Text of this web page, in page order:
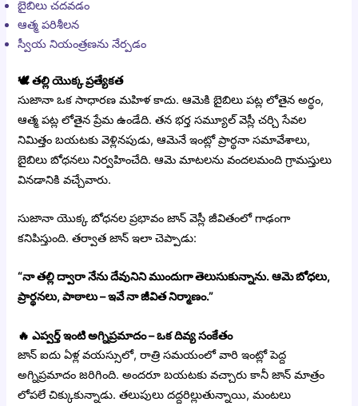
బైబిలు చదవడం
ఆత్మ పరిశీలన
స్వీయ నియంత్రణను నేర్పడం
🕊️తల్లి యొక్క ప్రత్యేకత
సుజానా ఒక సాధారణ మహిళ కాదు. ఆమెకి బైబిలు పట్ల లోతైన అర్థం,
ఆత్మ పట్ల లోతైన ప్రేమ ఉండేది. తన భర్త సమ్యూల్ వెస్లీ చర్చి సేవల
నిమిత్తం బయటకు వెళ్లినపుడు, ఆమెనే ఇంట్లో ప్రార్థనా సమావేశాలు,
బైబిలు బోధనలు నిర్వహించేది. ఆమె మాటలను వందలమంది గ్రామస్తులు
వినడానికి వచ్చేవారు.
సుజానా యొక్క బోధనల ప్రభావం జాన్ వెస్లీ జీవితంలో గాఢంగా
కనిపిస్తుంది. తర్వాత జాన్ ఇలా చెప్పాడు:
“నా తల్లి ద్వారా నేను దేవునిని ముందుగా తెలుసుకున్నాను. ఆమె బోధలు,
ప్రార్థనలు, పాఠాలు – ఇవే నా జీవిత నిర్మాణం.”
🔥ఎప్వర్త్ ఇంటి అగ్నిప్రమాదం – ఒక దివ్య సంకేతం
జాన్ ఐదు ఏళ్ల వయస్సులో, రాత్రి సమయంలో వారి ఇంట్లో పెద్ద
అగ్నిప్రమాదం జరిగింది. అందరూ బయటకు వచ్చారు కానీ జాన్ మాత్రం
లోపలే చిక్కుకున్నాడు. తలుపులు దద్దరిల్లుతున్నాయి, మంటలు